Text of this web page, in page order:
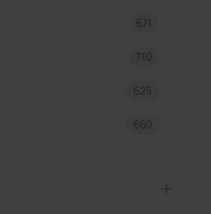
671
710
625
660